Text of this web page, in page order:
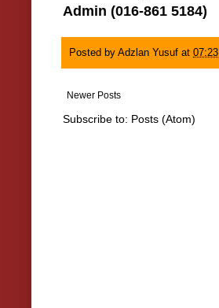
Admin (016-861 5184)
Posted by Adzlan Yusuf at 07:23
Newer Posts
Subscribe to: Posts (Atom)